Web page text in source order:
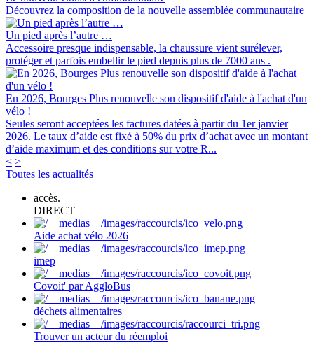
Découvrez la composition de la nouvelle assemblée communautaire
Un pied après l’autre …
Accessoire presque indispensable, la chaussure vient surélever,
protéger et parfois embellir le pied depuis plus de 7000 ans .
En 2026, Bourges Plus renouvelle son dispositif d'aide à l'achat d'un
vélo !
Seules seront acceptées les factures datées à partir du 1er janvier
2026. Le taux d’aide est fixé à 50% du prix d’achat avec un montant
d’aide maximum et des conditions sur votre R...
< >
Toutes les actualités
accès.
DIRECT
Aide achat vélo 2026
imep
Covoit' par AggloBus
déchets alimentaires
Trouver un acteur du réemploi